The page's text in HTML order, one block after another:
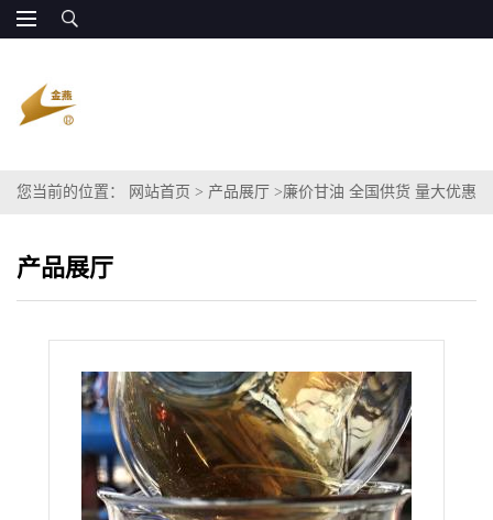
您当前的位置： 网站首页 > 产品展厅 >廉价甘油 全国供货 量大优惠
产品展厅